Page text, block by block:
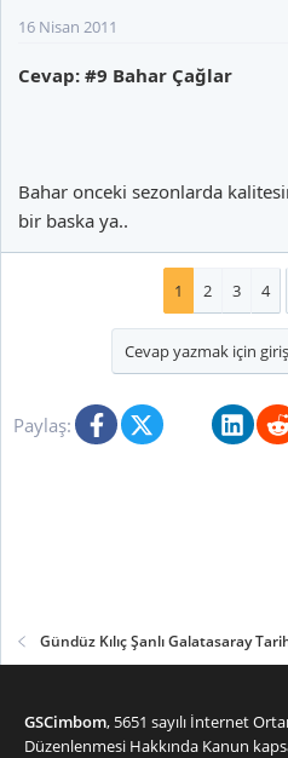
16 Nisan 2011
Cevap: #9 Bahar Çağlar
Bahar onceki sezonlarda
bir baska ya..
1 2 3 4
Cevap yazmak için
Paylaş: FacebookX (Twitter)Bluesky
Gündüz Kılıç Şanlı Galatasaray
GSCimbom, 5651 sayılı İnternet
Düzenlenmesi Hakkında Kanun